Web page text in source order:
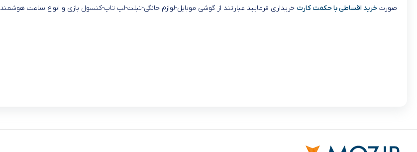
صورت خرید اقساطی با حکمت کارت خریداری فرمایید عبارتند از گوشی موبایل-لوازم خانگی-تبلت-لپ تاپ-کنسول بازی و انواع ساعت